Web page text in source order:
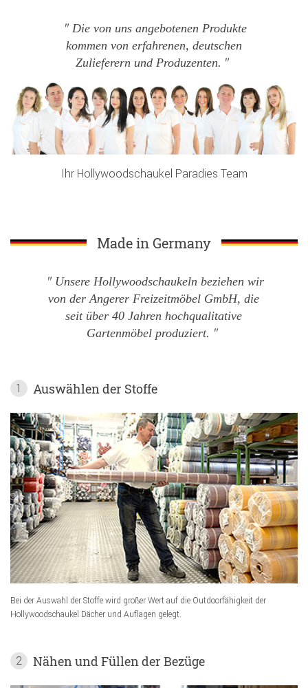
Die von uns angebotenen Produkte
kommen von erfahrenen, deutschen
Zulieferern und Produzenten.
Ihr Hollywoodschaukel Paradies Team
Made in Germany
Unsere Hollywoodschaukeln beziehen wir
von der Angerer Freizeitmöbel GmbH, die
seit über 40 Jahren hochqualitative
Gartenmöbel produziert.
1 Auswählen der Stoffe
Bei der Auswahl der Stoffe wird großer Wert auf die Outdoorfähigkeit der
Hollywoodschaukel Dächer und Auflagen gelegt.
2 Nähen und Füllen der Bezüge